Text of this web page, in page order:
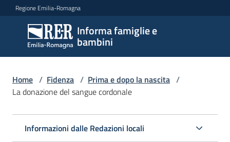
Vai al contenuto
Vai alla navigazione
Vai al footer
Regione Emilia-Romagna
Informa famiglie e
bambini
Informa
famiglie
e
bambini
Argomenti
Home / Fidenza / Prima e dopo la nascita /
La donazione del sangue cordonale
Informazioni dalle Redazioni locali